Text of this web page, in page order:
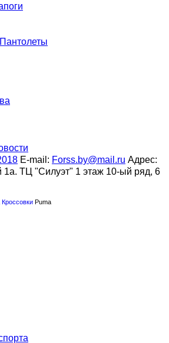
Пантолеты
E-mail: Forss.by@mail.ru Адрес:
1а. ТЦ "Силуэт" 1 этаж 10-ый ряд, 6
Кроссовки Puma